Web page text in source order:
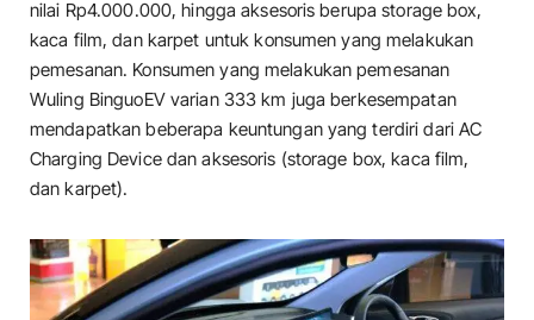
nilai Rp4.000.000, hingga aksesoris berupa storage box,
kaca film, dan karpet untuk konsumen yang melakukan
pemesanan. Konsumen yang melakukan pemesanan
Wuling BinguoEV varian 333 km juga berkesempatan
mendapatkan beberapa keuntungan yang terdiri dari AC
Charging Device dan aksesoris (storage box, kaca film,
dan karpet).